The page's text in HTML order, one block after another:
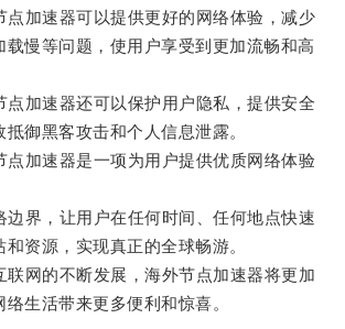
加速器可以提供更好的网络体验，减少
载慢等问题，使用户享受到更加流畅和高
加速器还可以保护用户隐私，提供安全
御黑客攻击和个人信息泄露。
加速器是一项为用户提供优质网络体验
界，让用户在任何时间、任何地点快速
资源，实现真正的全球畅游。
网的不断发展，海外节点加速器将更加
生活带来更多便利和惊喜。